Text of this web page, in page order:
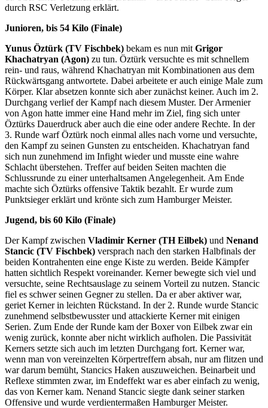
durch RSC Verletzung erklärt.
Junioren, bis 54 Kilo (Finale)
Yunus Öztürk (TV Fischbek) bekam es nun mit Grigor
Khachatryan (Agon) zu tun. Öztürk versuchte es mit schnellem
rein- und raus, während Khachatryan mit Kombinationen aus dem
Rückwärtsgang antwortete. Dabei arbeitete er auch einige Male zum
Körper. Klar absetzen konnte sich aber zunächst keiner. Auch im 2.
Durchgang verlief der Kampf nach diesem Muster. Der Armenier
von Agon hatte immer eine Hand mehr im Ziel, fing sich unter
Öztürks Dauerdruck aber auch die eine oder andere Rechte. In der
3. Runde warf Öztürk noch einmal alles nach vorne und versuchte,
den Kampf zu seinen Gunsten zu entscheiden. Khachatryan fand
sich nun zunehmend im Infight wieder und musste eine wahre
Schlacht überstehen. Treffer auf beiden Seiten machten die
Schlussrunde zu einer unterhaltsamen Angelegenheit. Am Ende
machte sich Öztürks offensive Taktik bezahlt. Er wurde zum
Punktsieger erklärt und krönte sich zum Hamburger Meister.
Jugend, bis 60 Kilo (Finale)
Der Kampf zwischen Vladimir Kerner (TH Eilbek) und Nenand
Stancic (TV Fischbek) versprach nach den starken Halbfinals der
beiden Kontrahenten eine enge Kiste zu werden. Beide Kämpfer
hatten sichtlich Respekt voreinander. Kerner bewegte sich viel und
versuchte, seine Rechtsauslage zu seinem Vorteil zu nutzen. Stancic
fiel es schwer seinen Gegner zu stellen. Da er aber aktiver war,
geriet Kerner in leichten Rückstand. In der 2. Runde wurde Stancic
zunehmend selbstbewusster und attackierte Kerner mit einigen
Serien. Zum Ende der Runde kam der Boxer von Eilbek zwar ein
wenig zurück, konnte aber nicht wirklich aufholen. Die Passivität
Kerners setzte sich auch im letzten Durchgang fort. Kerner war,
wenn man von vereinzelten Körpertreffern absah, nur am flitzen und
war darum bemüht, Stancics Haken auszuweichen. Beinarbeit und
Reflexe stimmten zwar, im Endeffekt war es aber einfach zu wenig,
das von Kerner kam. Nenand Stancic siegte dank seiner starken
Offensive und wurde verdientermaßen Hamburger Meister.